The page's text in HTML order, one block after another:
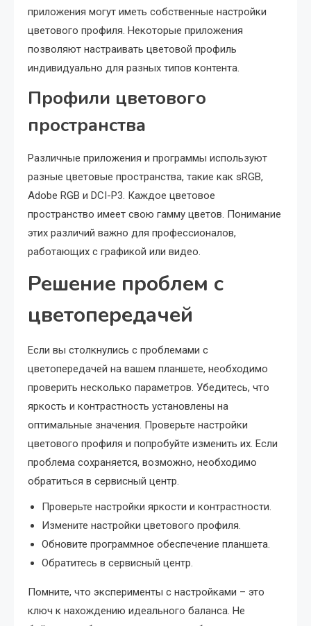
приложения могут иметь собственные настройки
цветового профиля. Некоторые приложения
позволяют настраивать цветовой профиль
индивидуально для разных типов контента.
Профили цветового
пространства
Различные приложения и программы используют
разные цветовые пространства, такие как sRGB,
Adobe RGB и DCI-P3. Каждое цветовое
пространство имеет свою гамму цветов. Понимание
этих различий важно для профессионалов,
работающих с графикой или видео.
Решение проблем с
цветопередачей
Если вы столкнулись с проблемами с
цветопередачей на вашем планшете, необходимо
проверить несколько параметров. Убедитесь, что
яркость и контрастность установлены на
оптимальные значения. Проверьте настройки
цветового профиля и попробуйте изменить их. Если
проблема сохраняется, возможно, необходимо
обратиться в сервисный центр.
Проверьте настройки яркости и контрастности.
Измените настройки цветового профиля.
Обновите программное обеспечение планшета.
Обратитесь в сервисный центр.
Помните, что эксперименты с настройками – это
ключ к нахождению идеального баланса. Не